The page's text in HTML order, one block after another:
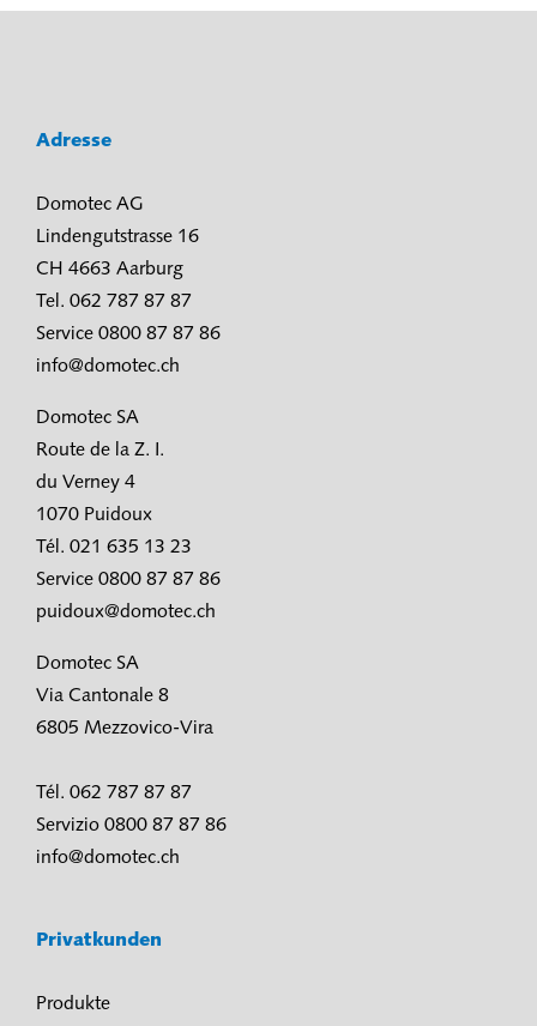
Adresse
Domotec AG
Lindengutstrasse 16
CH 4663 Aarburg
Tel. 062 787 87 87
Service 0800 87 87 86
info@domotec.ch
Domotec SA
Route de la Z. I.
du Verney 4
1070 Puidoux
Tél. 021 635 13 23
Service 0800 87 87 86
puidoux@domotec.ch
Domotec SA
Via Cantonale 8
6805 Mezzovico-Vira
Tél. 062 787 87 87
Servizio 0800 87 87 86
info@domotec.ch
Privatkunden
Produkte